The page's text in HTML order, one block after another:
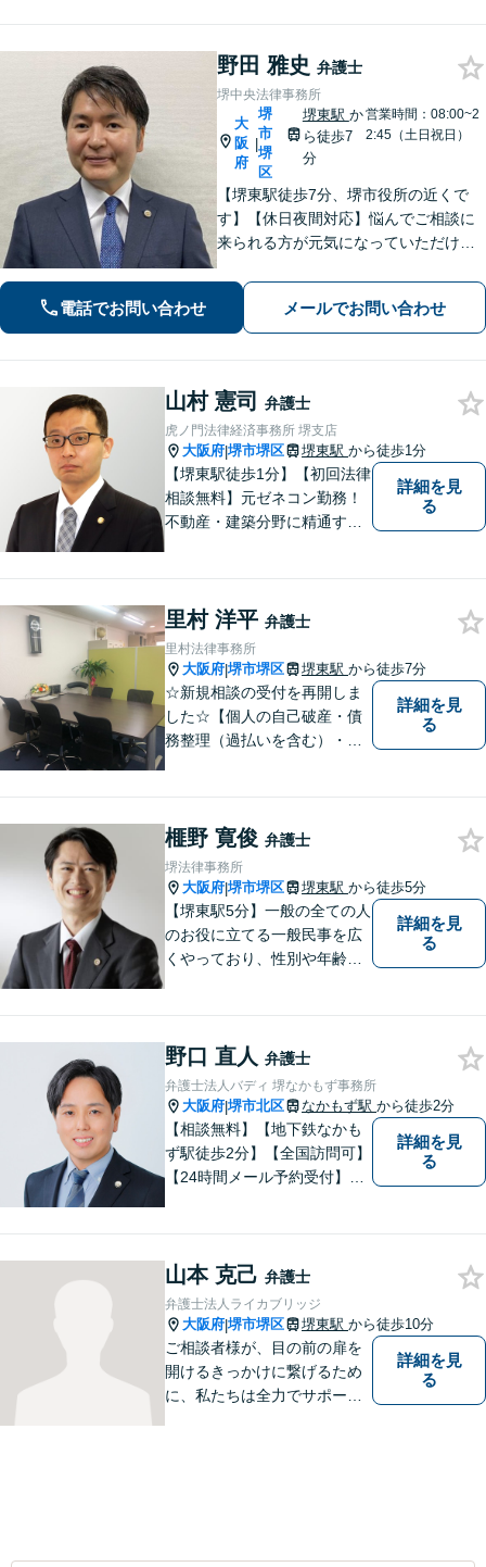
野田 雅史 弁護士
堺中央法律事務所
大
阪
府
|
堺
市
堺
区
堺東駅 か
ら徒歩7
分
営業時間：08:00~2
2:45（土日祝日）
【堺東駅徒歩7分、堺市役所の近くで
す】【休日夜間対応】悩んでご相談に
来られる方が元気になっていただける
に法律相談のご予約についてお問合せ
ください。分野によっては、初回30分
間の無料相談を実施しております。
電話でお問い合わせ メールでお問い合わせ
山村 憲司 弁護士
虎ノ門法律経済事務所 堺支店
大阪府|堺市堺区 堺東駅 から徒歩1分
【堺東駅徒歩1分】【初回法律
相談無料】元ゼネコン勤務！
不動産・建築分野に精通する
す！全国の支店ネットワーク
を活かし、迅速な解決を目指
します。【夜間土日祝可】
詳細を見
る
里村 洋平 弁護士
里村法律事務所
大阪府|堺市堺区 堺東駅 から徒歩7分
☆新規相談の受付を再開しま
した☆【個人の自己破産・債
務整理（過払いを含む）・法
回相談無料（特に時間制限は
ありません）】【堺東徒歩７
分】【分割払い・法テラス利
用もご相談下さい】
詳細を見
る
榧野 寛俊 弁護士
堺法律事務所
大阪府|堺市堺区 堺東駅 から徒歩5分
【堺東駅5分】一般の全ての人
のお役に立てる一般民事を広
くやっており、性別や年齢を
摯に寄り添い、困難な問題に
も粘り強く対峙して、信頼を
積み重ねていきたいと考えて
います。
詳細を見
る
野口 直人 弁護士
弁護士法人バディ 堺なかもず事務所
大阪府|堺市北区 なかもず駅 から徒歩2分
【相談無料】【地下鉄なかも
ず駅徒歩2分】【全国訪問可】
【24時間メール予約受付】
ます。
詳細を見
る
山本 克己 弁護士
弁護士法人ライカブリッジ
大阪府|堺市堺区 堺東駅 から徒歩10分
ご相談者様が、目の前の扉を
開けるきっかけに繋げるため
に、私たちは全力でサポート
詳細を見
る